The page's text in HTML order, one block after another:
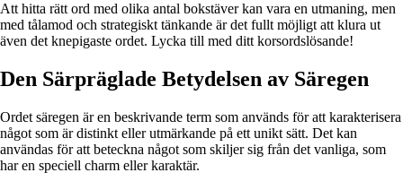
Att hitta rätt ord med olika antal bokstäver kan vara en utmaning, men
med tålamod och strategiskt tänkande är det fullt möjligt att klura ut
även det knepigaste ordet. Lycka till med ditt korsordslösande!
Den Särpräglade Betydelsen av Säregen
Ordet säregen är en beskrivande term som används för att karakterisera
något som är distinkt eller utmärkande på ett unikt sätt. Det kan
användas för att beteckna något som skiljer sig från det vanliga, som
har en speciell charm eller karaktär.